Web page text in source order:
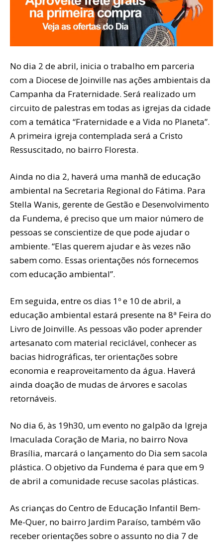
No dia 2 de abril, inicia o trabalho em parceria
com a Diocese de Joinville nas ações ambientais da
Campanha da Fraternidade. Será realizado um
circuito de palestras em todas as igrejas da cidade
com a temática “Fraternidade e a Vida no Planeta”.
A primeira igreja contemplada será a Cristo
Ressuscitado, no bairro Floresta.
Ainda no dia 2, haverá uma manhã de educação
ambiental na Secretaria Regional do Fátima. Para
Stella Wanis, gerente de Gestão e Desenvolvimento
da Fundema, é preciso que um maior número de
pessoas se conscientize de que pode ajudar o
ambiente. “Elas querem ajudar e às vezes não
sabem como. Essas orientações nós fornecemos
com educação ambiental”.
Em seguida, entre os dias 1º e 10 de abril, a
educação ambiental estará presente na 8ª Feira do
Livro de Joinville. As pessoas vão poder aprender
artesanato com material reciclável, conhecer as
bacias hidrográficas, ter orientações sobre
economia e reaproveitamento da água. Haverá
ainda doação de mudas de árvores e sacolas
retornáveis.
No dia 6, às 19h30, um evento no galpão da Igreja
Imaculada Coração de Maria, no bairro Nova
Brasília, marcará o lançamento do Dia sem sacola
plástica. O objetivo da Fundema é para que em 9
de abril a comunidade recuse sacolas plásticas.
As crianças do Centro de Educação Infantil Bem-
Me-Quer, no bairro Jardim Paraíso, também vão
receber orientações sobre o assunto no dia 7 de